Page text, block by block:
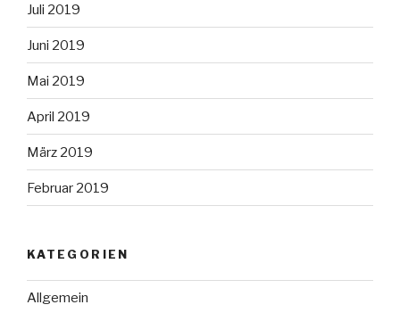
Juli 2019
Juni 2019
Mai 2019
April 2019
März 2019
Februar 2019
KATEGORIEN
Allgemein